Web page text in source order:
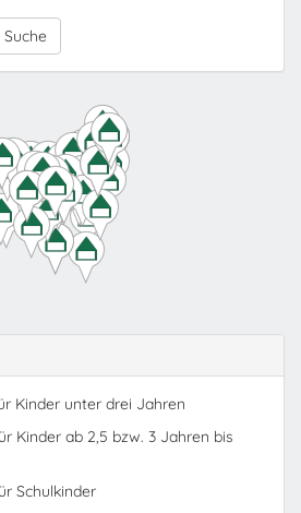
Suche
Kinder unter drei Jahren
Kinder ab 2,5 bzw. 3 Jahren bis
Schulkinder